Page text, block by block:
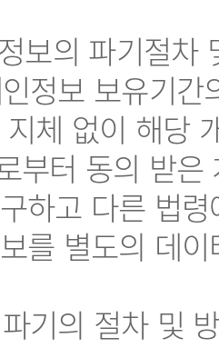
보의 파기절차
정보 보유기간
체 없이 해당
터 동의 받은
하고 다른 법
를 별도의 데
기의 절차 및